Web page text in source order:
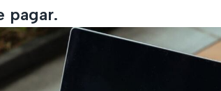
pagar.